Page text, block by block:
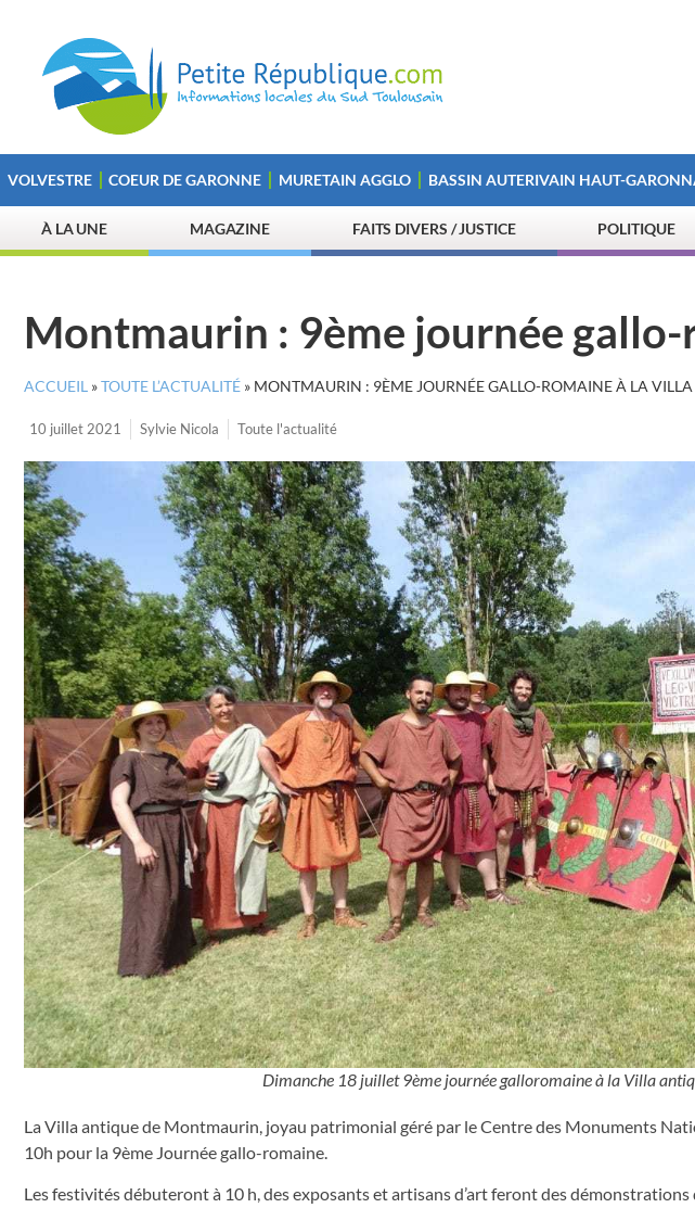
VOLVESTRE COEUR DE GARONNE MURETAIN AGGLO BASSIN AUTERIVAIN HAUT-
À LA UNE MAGAZINE FAITS DIVERS / JUSTICE POLITIQUE
Montmaurin : 9ème journée
ACCUEIL »TOUTE L’ACTUALITÉ » MONTMAURIN : 9ÈME JOURNÉE GALLO-ROMAINE À LA VILLA
10 juillet 2021 Sylvie Nicola Toute l'actualité
Dimanche 18 juillet 9ème journée galloromaine à la Villa
La Villa antique de Montmaurin, joyau patrimonial géré par le Centre des Monuments
10h pour la 9ème Journée gallo-romaine.
Les festivités débuteront à 10 h, des exposants et artisans d’art feront des